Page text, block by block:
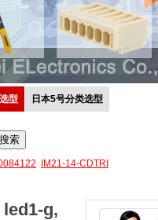
型 日本5号分类选型
IM21-14-CDTRI
g,